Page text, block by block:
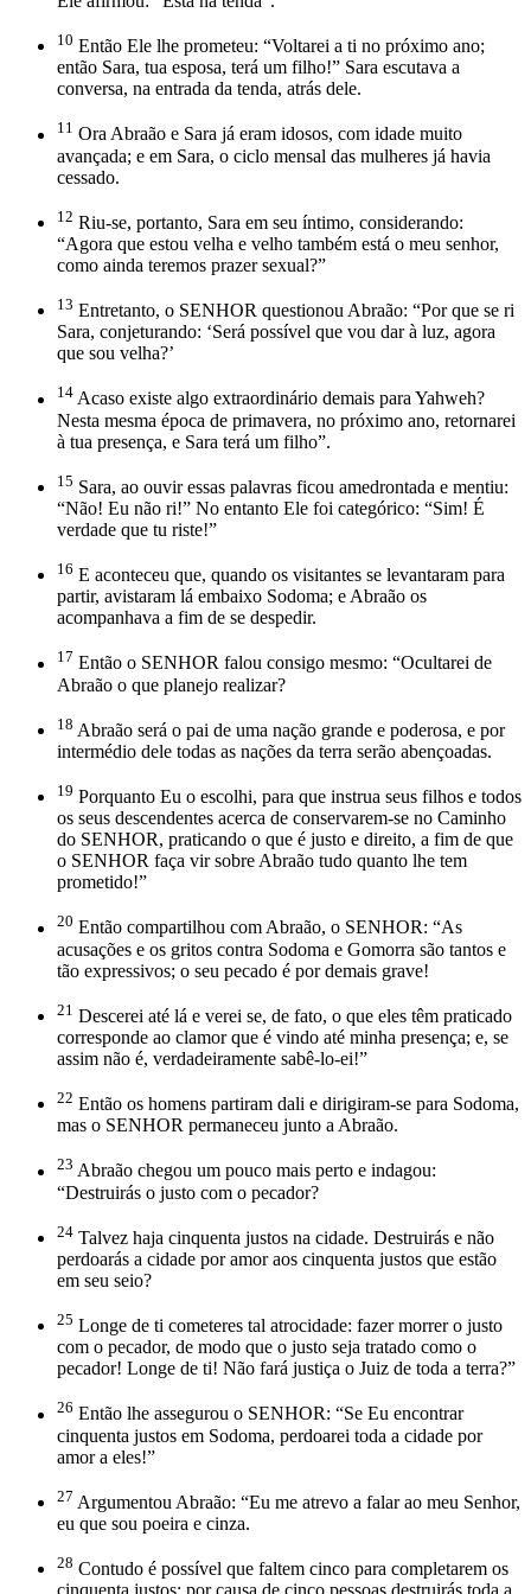
10 Então Ele lhe prometeu: “Voltarei a ti no próximo ano;
então Sara, tua esposa, terá um filho!” Sara escutava a
conversa, na entrada da tenda, atrás dele.
11 Ora Abraão e Sara já eram idosos, com idade muito
avançada; e em Sara, o ciclo mensal das mulheres já havia
cessado.
12 Riu-se, portanto, Sara em seu íntimo, considerando:
“Agora que estou velha e velho também está o meu senhor,
como ainda teremos prazer sexual?”
13 Entretanto, o SENHOR questionou Abraão: “Por que se ri
Sara, conjeturando: ‘Será possível que vou dar à luz, agora
que sou velha?’
14 Acaso existe algo extraordinário demais para Yahweh?
Nesta mesma época de primavera, no próximo ano, retornarei
à tua presença, e Sara terá um filho”.
15 Sara, ao ouvir essas palavras ficou amedrontada e mentiu:
“Não! Eu não ri!” No entanto Ele foi categórico: “Sim! É
verdade que tu riste!”
16 E aconteceu que, quando os visitantes se levantaram para
partir, avistaram lá embaixo Sodoma; e Abraão os
acompanhava a fim de se despedir.
17 Então o SENHOR falou consigo mesmo: “Ocultarei de
Abraão o que planejo realizar?
18 Abraão será o pai de uma nação grande e poderosa, e por
intermédio dele todas as nações da terra serão abençoadas.
19 Porquanto Eu o escolhi, para que instrua seus filhos e todos
os seus descendentes acerca de conservarem-se no Caminho
do SENHOR, praticando o que é justo e direito, a fim de que
o SENHOR faça vir sobre Abraão tudo quanto lhe tem
prometido!”
20 Então compartilhou com Abraão, o SENHOR: “As
acusações e os gritos contra Sodoma e Gomorra são tantos e
tão expressivos; o seu pecado é por demais grave!
21 Descerei até lá e verei se, de fato, o que eles têm praticado
corresponde ao clamor que é vindo até minha presença; e, se
assim não é, verdadeiramente sabê-lo-ei!”
22 Então os homens partiram dali e dirigiram-se para Sodoma,
mas o SENHOR permaneceu junto a Abraão.
23 Abraão chegou um pouco mais perto e indagou:
“Destruirás o justo com o pecador?
24 Talvez haja cinquenta justos na cidade. Destruirás e não
perdoarás a cidade por amor aos cinquenta justos que estão
em seu seio?
25 Longe de ti cometeres tal atrocidade: fazer morrer o justo
com o pecador, de modo que o justo seja tratado como o
pecador! Longe de ti! Não fará justiça o Juiz de toda a terra?”
26 Então lhe assegurou o SENHOR: “Se Eu encontrar
cinquenta justos em Sodoma, perdoarei toda a cidade por
amor a eles!”
27 Argumentou Abraão: “Eu me atrevo a falar ao meu Senhor,
eu que sou poeira e cinza.
28 Contudo é possível que faltem cinco para completarem os